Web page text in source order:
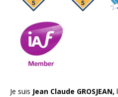
Je suis Jean Claude GROSJEAN,